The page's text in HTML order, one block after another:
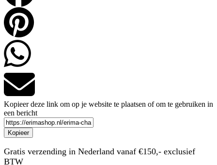
Kopieer deze link om op je website te plaatsen of om te gebruiken in
een bericht
Kopieer
Gratis verzending in Nederland vanaf €150,- exclusief
BTW